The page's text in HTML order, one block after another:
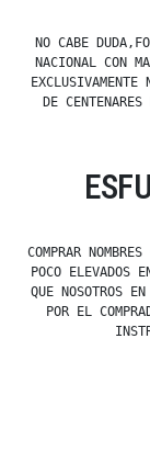
NO CABE
NACIONAL CON
EXCLUSIVAMENTE
DE
COMPRAR
POCO ELEVADOS
QUE NOSOTROS
POR EL